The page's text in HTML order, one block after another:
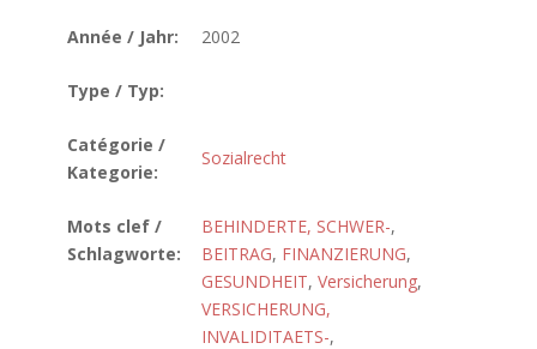
Année / Jahr: 2002
Type / Typ:
Catégorie /
Kategorie:
Sozialrecht
Mots clef /
Schlagworte:
BEHINDERTE, SCHWER-,
BEITRAG, FINANZIERUNG,
GESUNDHEIT, Versicherung,
VERSICHERUNG,
INVALIDITAETS-,